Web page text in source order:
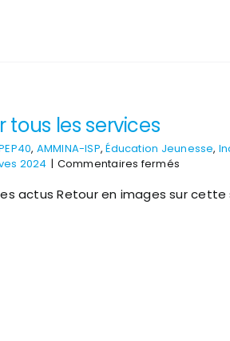
les services
, AMMINA-ISP,Éducation Jeunesse,
2024 | Commentaires fermés
riche
actus Retour en images sur cette